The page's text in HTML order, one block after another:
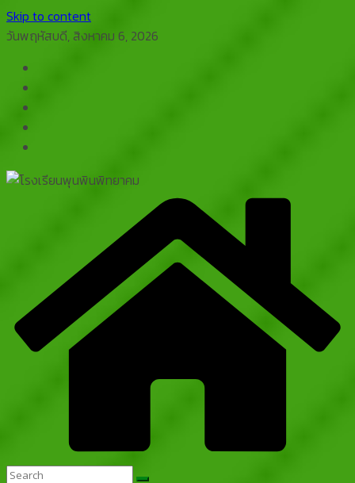
Skip to content
วันพฤหัสบดี, สิงหาคม 6, 2026